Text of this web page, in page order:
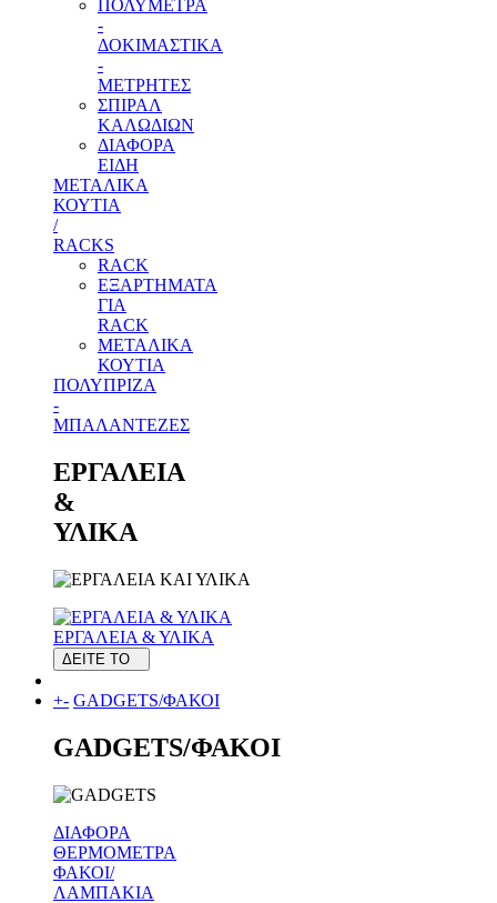
ΠΟΛΥΜΕΤΡΑ
-
ΔΟΚΙΜΑΣΤΙΚΑ
-
ΜΕΤΡΗΤΕΣ
ΣΠΙΡΑΛ
ΚΑΛΩΔΙΩΝ
ΔΙΑΦΟΡΑ
ΕΙΔΗ
ΜΕΤΑΛΙΚΑ
ΚΟΥΤΙΑ
/
RACKS
RACK
ΕΞΑΡΤΗΜΑΤΑ
ΓΙΑ
RACK
ΜΕΤΑΛΙΚΑ
ΚΟΥΤΙΑ
ΠΟΛΥΠΡΙΖΑ
-
ΜΠΑΛΑΝΤΕΖΕΣ
ΕΡΓΑΛΕΙΑ
&
ΥΛΙΚΑ
ΕΡΓΑΛΕΙΑ & ΥΛΙΚΑ
ΔΕΙΤΕ ΤΟ
+- GADGETS/ΦΑΚΟΙ
GADGETS/ΦΑΚΟΙ
ΔΙΑΦΟΡΑ
ΘΕΡΜΟΜΕΤΡΑ
ΦΑΚΟΙ/
ΛΑΜΠΑΚΙΑ